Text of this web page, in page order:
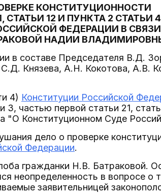
КОНСТИТУЦИОННОСТИ
СТАТЬИ 12 И ПУНКТА 2 СТАТЬИ
ФЕДЕРАЦИИ В
НАДИИ
в составе Председателя В.Д.
Князева, А.Н. Кокотова, А.В.
4) Конституции Российской
3, частью первой статьи 21,
"О Конституционном Суде
дело о проверке
Федерации.
гражданки Н.В. Батраковой.
неопределенность в вопросе о
заявительницей